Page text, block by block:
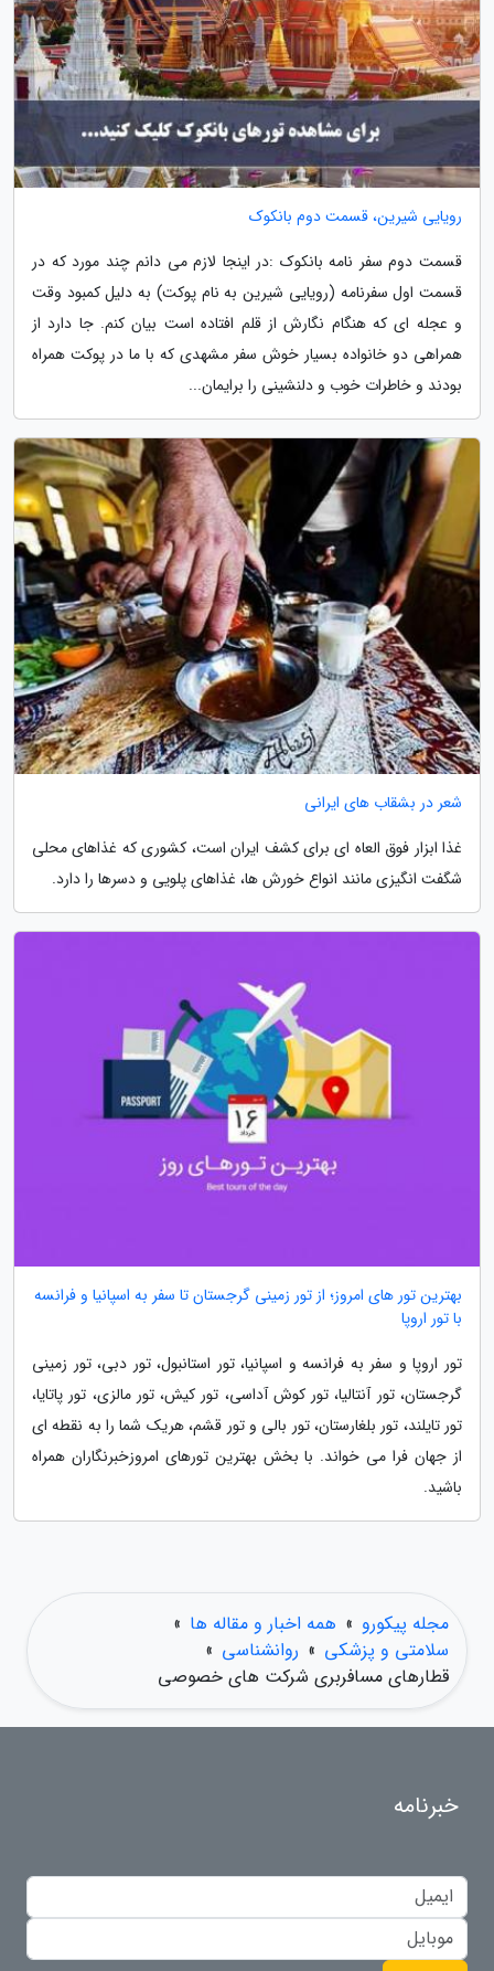
رویایی شیرین، قسمت دوم بانکوک
قسمت دوم سفر نامه بانکوک :در اینجا لازم می دانم چند مورد که در
قسمت اول سفرنامه (رویایی شیرین به نام پوکت) به دلیل کمبود وقت
و عجله ای که هنگام نگارش از قلم افتاده است بیان کنم. جا دارد از
همراهی دو خانواده بسیار خوش سفر مشهدی که با ما در پوکت همراه
بودند و خاطرات خوب و دلنشینی را برایمان...
شعر در بشقاب های ایرانی
غذا ابزار فوق العاه ای برای کشف ایران است، کشوری که غذاهای محلی
شگفت انگیزی مانند انواع خورش ها، غذاهای پلویی و دسرها را دارد.
بهترین تور های امروز؛ از تور زمینی گرجستان تا سفر به اسپانیا و فرانسه
با تور اروپا
تور اروپا و سفر به فرانسه و اسپانیا، تور استانبول، تور دبی، تور زمینی
گرجستان، تور آنتالیا، تور کوش آداسی، تور کیش، تور مالزی، تور پاتایا،
تور تایلند، تور بلغارستان، تور بالی و تور قشم، هریک شما را به نقطه ای
از جهان فرا می خواند. با بخش بهترین تورهای امروزخبرنگاران همراه
باشید.
مجله پیکورو » همه اخبار و مقاله ها »
سلامتی و پزشکی » روانشناسی »
قطارهای مسافربری شرکت های خصوصی
خبرنامه